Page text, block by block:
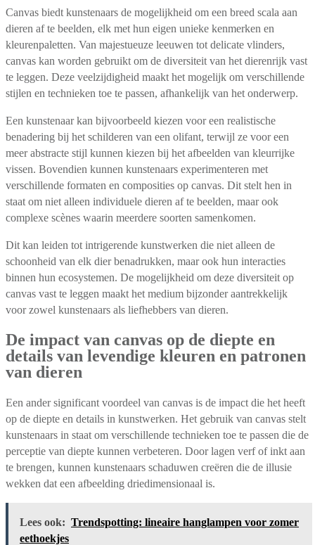
Canvas biedt kunstenaars de mogelijkheid om een breed scala aan
dieren af te beelden, elk met hun eigen unieke kenmerken en
kleurenpaletten. Van majestueuze leeuwen tot delicate vlinders,
canvas kan worden gebruikt om de diversiteit van het dierenrijk vast
te leggen. Deze veelzijdigheid maakt het mogelijk om verschillende
stijlen en technieken toe te passen, afhankelijk van het onderwerp.
Een kunstenaar kan bijvoorbeeld kiezen voor een realistische
benadering bij het schilderen van een olifant, terwijl ze voor een
meer abstracte stijl kunnen kiezen bij het afbeelden van kleurrijke
vissen. Bovendien kunnen kunstenaars experimenteren met
verschillende formaten en composities op canvas. Dit stelt hen in
staat om niet alleen individuele dieren af te beelden, maar ook
complexe scènes waarin meerdere soorten samenkomen.
Dit kan leiden tot intrigerende kunstwerken die niet alleen de
schoonheid van elk dier benadrukken, maar ook hun interacties
binnen hun ecosystemen. De mogelijkheid om deze diversiteit op
canvas vast te leggen maakt het medium bijzonder aantrekkelijk
voor zowel kunstenaars als liefhebbers van dieren.
De impact van canvas op de diepte en
details van levendige kleuren en patronen
van dieren
Een ander significant voordeel van canvas is de impact die het heeft
op de diepte en details in kunstwerken. Het gebruik van canvas stelt
kunstenaars in staat om verschillende technieken toe te passen die de
perceptie van diepte kunnen verbeteren. Door lagen verf of inkt aan
te brengen, kunnen kunstenaars schaduwen creëren die de illusie
wekken dat een afbeelding driedimensionaal is.
Lees ook: Trendspotting: lineaire hanglampen voor zomer
eethoekjes